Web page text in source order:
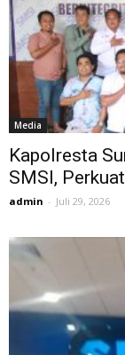
Media
Kapolresta
SMSI,
admin - Juli 29, 2026